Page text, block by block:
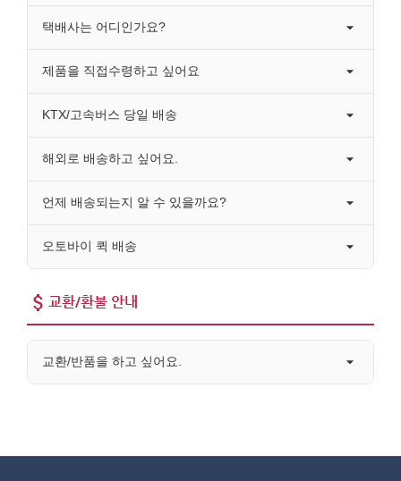
택배사는 어디인가요?
제품을 직접수령하고 싶어요
KTX/고속버스 당일 배송
해외로 배송하고 싶어요.
언제 배송되는지 알 수 있을까요?
오토바이 퀵 배송
교환/환불 안내
교환/반품을 하고 싶어요.